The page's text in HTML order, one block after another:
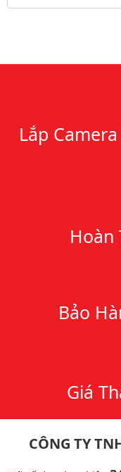
Lý do chọn
Lắp
Hoàn
Bảo
Giá
CÔNG TY